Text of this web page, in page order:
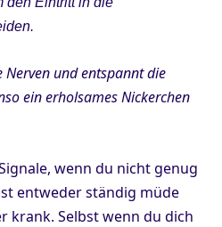
und entspannt die
ein erholsames Nickerchen
wenn du nicht genug
entweder ständig müde
krank. Selbst wenn du dich